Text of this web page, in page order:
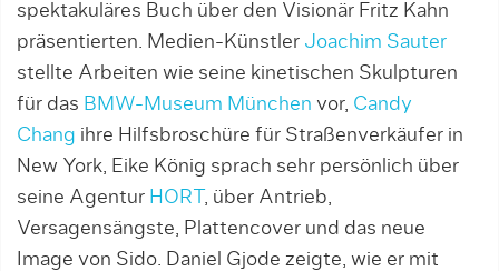
spektakuläres Buch über den Visionär Fritz Kahn
präsentierten. Medien-Künstler Joachim Sauter
stellte Arbeiten wie seine kinetischen Skulpturen
für das BMW-Museum München vor, Candy
Chang ihre Hilfsbroschüre für Straßenverkäufer in
New York, Eike König sprach sehr persönlich über
seine Agentur HORT , über Antrieb,
Versagensängste, Plattencover und das neue
Image von Sido. Daniel Gjode zeigte, wie er mit